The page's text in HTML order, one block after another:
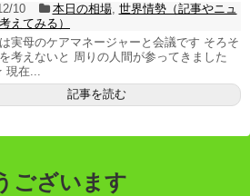
10 本日の相場, 世界情勢（記事やニュ
えてみる）
実母のケアマネージャーと会議です そろそ
考えないと 周りの人間が参ってきました
在...
記事を読む
ございます